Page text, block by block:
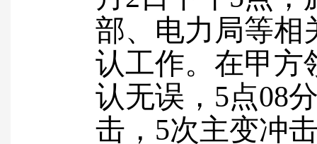
部、电力局等相
认工作。在甲方
认无误， 5点08
击， 5次主变冲